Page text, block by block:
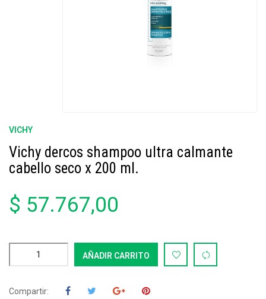
VICHY
Vichy dercos shampoo ultra calmante
cabello seco x 200 ml.
$ 57.767,00
AÑADIR CARRITO
Compartir: